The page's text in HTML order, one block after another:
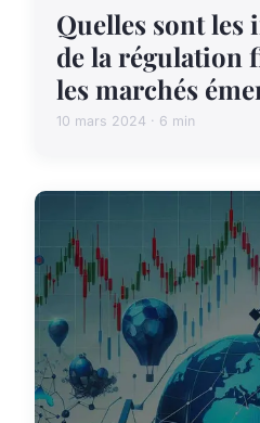
Quelles sont
de la régulation
les marchés
10 mars 2024 · 6 min